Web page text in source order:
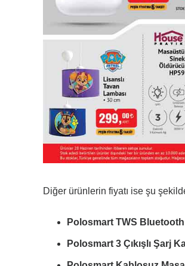
Diğer ürünlerin fiyatı ise şu
Polosmart TWS
Polosmart 3 Çıkışlı Şarj